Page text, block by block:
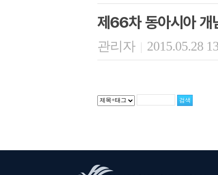
제66차 동아시아 개
관리자 | 2015.05.28